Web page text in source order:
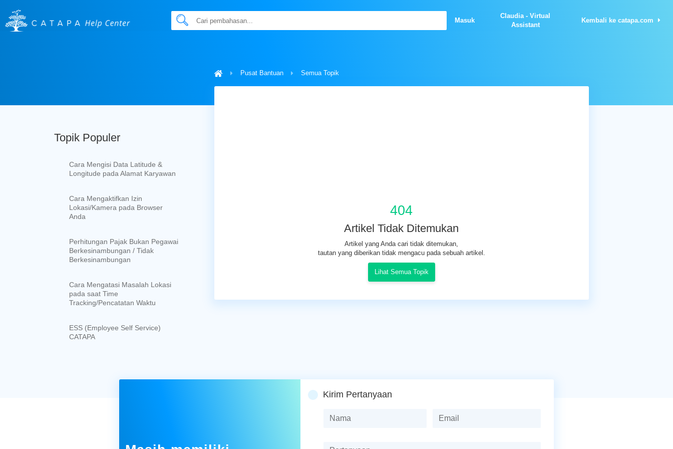
Masuk
Claudia - Virtual
Assistant
Kembali ke catapa.com
Topik Populer
Cara Mengisi Data Latitude &
Longitude pada Alamat Karyawan
Cara Mengaktifkan Izin
Lokasi/Kamera pada Browser
Anda
Perhitungan Pajak Bukan Pegawai
Berkesinambungan / Tidak
Berkesinambungan
Cara Mengatasi Masalah Lokasi
pada saat Time
Tracking/Pencatatan Waktu
ESS (Employee Self Service)
CATAPA
Pusat Bantuan Semua Topik
404
Artikel Tidak Ditemukan
Artikel yang Anda cari tidak ditemukan,
tautan yang diberikan tidak mengacu pada sebuah artikel.
Lihat Semua Topik
Kirim Pertanyaan